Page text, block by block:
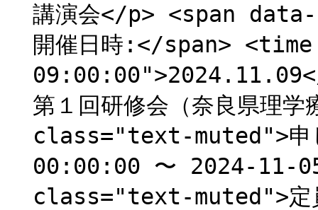
講演会</p> <span
開催日時:</span>
第１回研修会（奈良県理
class="text-muted">申
00:00:00 〜 2024-11-
class="text-muted">定